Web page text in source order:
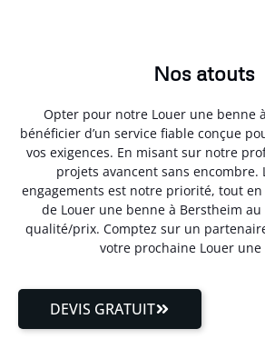
Nos atouts
Opter pour notre Louer une benne
bénéficier d’un service fiable conçue
vos exigences. En misant sur notre
projets avancent sans encombre.
engagements est notre priorité, tout
de Louer une benne à Berstheim
qualité/prix. Comptez sur un
votre prochaine Louer une
DEVIS GRATUIT